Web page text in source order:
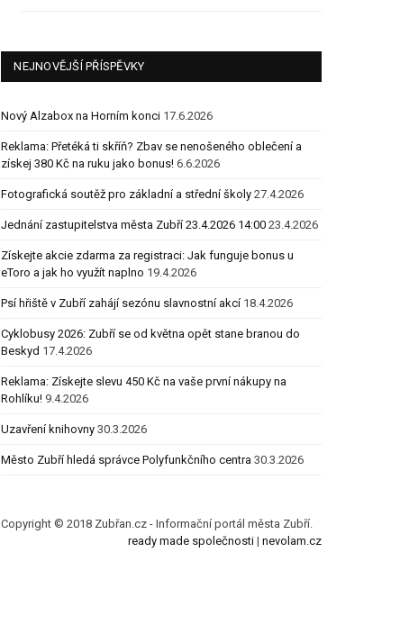
NEJNOVĚJŠÍ PŘÍSPĚVKY
Nový Alzabox na Horním konci 17.6.2026
Reklama: Přetéká ti skříň? Zbav se nenošeného oblečení a
získej 380 Kč na ruku jako bonus! 6.6.2026
Fotografická soutěž pro základní a střední školy 27.4.2026
Jednání zastupitelstva města Zubří 23.4.2026 14:00 23.4.2026
Získejte akcie zdarma za registraci: Jak funguje bonus u
eToro a jak ho využít naplno 19.4.2026
Psí hřiště v Zubří zahájí sezónu slavnostní akcí 18.4.2026
Cyklobusy 2026: Zubří se od května opět stane branou do
Beskyd 17.4.2026
Reklama: Získejte slevu 450 Kč na vaše první nákupy na
Rohlíku! 9.4.2026
Uzavření knihovny 30.3.2026
Město Zubří hledá správce Polyfunkčního centra 30.3.2026
Copyright © 2018 Zubřan.cz - Informační portál města Zubří.
ready made společnosti| nevolam.cz